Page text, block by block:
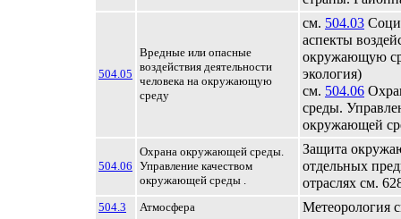
504.05
Вредные или опасные
воздействия деятельности
человека на окружающую
среду
см. 504.03
аспекты
окружающую
экология)
см. 504.06
среды.
окружающей
504.06
Охрана окружающей среды.
Управление качеством
окружающей среды .
Защита
отдельных
отраслях см.
504.3 Атмосфера Метеорология